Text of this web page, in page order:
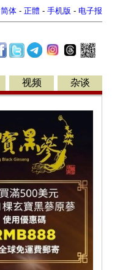
简体 - 正體 - 手机版 - 电子报
视频 杂谈